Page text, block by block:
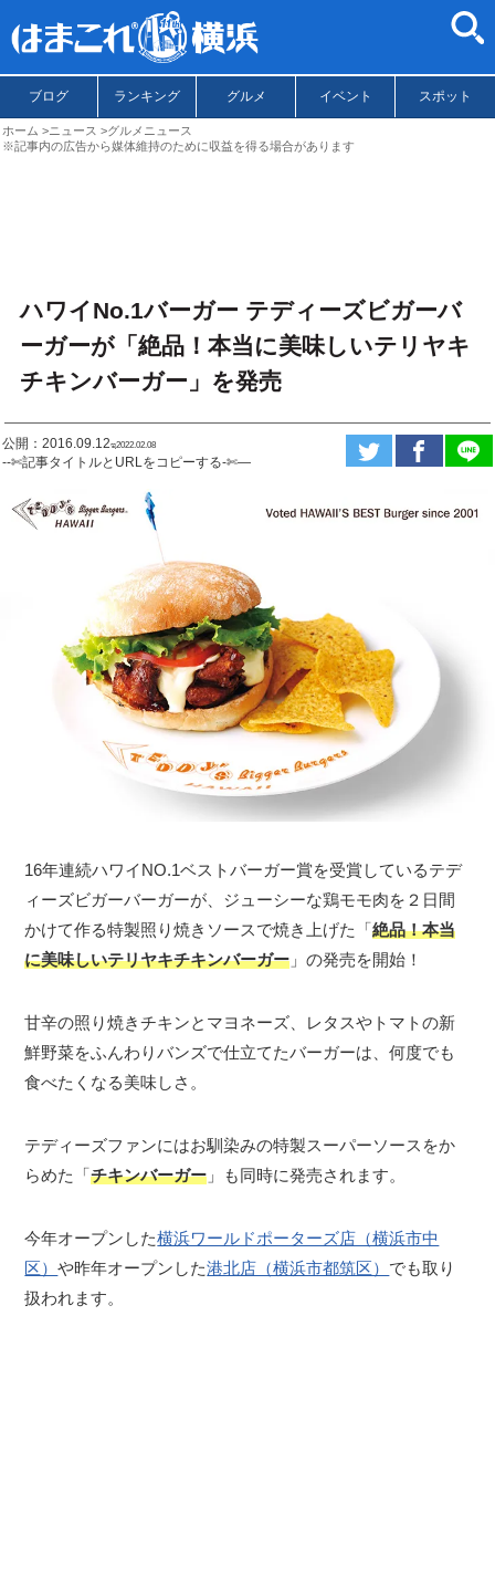
ブログ ランキング グルメ イベント スポット
ホーム ニュース
グルメニュース
※記事内の広告から媒体維持のために収益を得る場合があります
ハワイNo.1バーガー テディーズビガーバ
ーガーが「絶品！本当に美味しいテリヤキ
チキンバーガー」を発売
公開：2016.09.12ಇ2022.02.08
--✄記事タイトルとURLをコピーする-✄—
16年連続ハワイNO.1ベストバーガー賞を受賞しているテデ
ィーズビガーバーガーが、ジューシーな鶏モモ肉を２日間
かけて作る特製照り焼きソースで焼き上げた「絶品！本当
に美味しいテリヤキチキンバーガー 」の発売を開始！
甘辛の照り焼きチキンとマヨネーズ、レタスやトマトの新
鮮野菜をふんわりバンズで仕立てたバーガーは、何度でも
食べたくなる美味しさ。
テディーズファンにはお馴染みの特製スーパーソースをか
らめた「チキンバーガー 」も同時に発売されます。
今年オープンした横浜ワールドポーターズ店（横浜市中
区）や昨年オープンした港北店（横浜市都筑区） でも取り
扱われます。